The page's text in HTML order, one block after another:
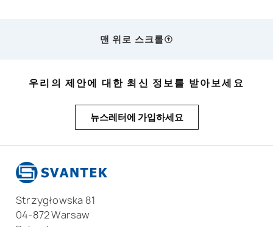
맨 위로 스크롤
우리의 제안에 대한 최신 정보를 받아보세요
뉴스레터에 가입하세요
Strzygłowska 81
04-872 Warsaw